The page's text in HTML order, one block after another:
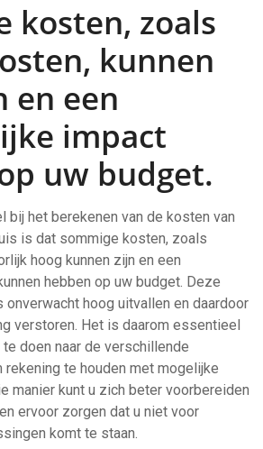
kosten, zoals
kunnen
en een
impact
uw budget.
bij het berekenen van de kosten van
is dat sommige kosten, zoals
hoog kunnen zijn en een
hebben op uw budget. Deze
onverwacht hoog uitvallen en daardoor
verstoren. Het is daarom essentieel
doen naar de verschillende
te houden met mogelijke
manier kunt u zich beter voorbereiden
ervoor zorgen dat u niet voor
komt te staan.